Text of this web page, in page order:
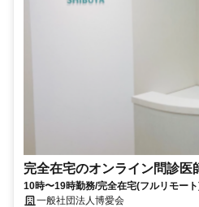
完全在宅のオンライン問診医
10時〜19時勤務/完全在宅(フルリモー
業務一般社団法人博愛会